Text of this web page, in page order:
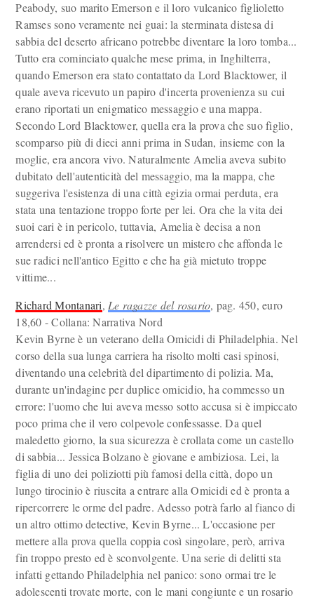
Peabody, suo marito Emerson e il loro vulcanico figlioletto
Ramses sono veramente nei guai: la sterminata distesa di
sabbia del deserto africano potrebbe diventare la loro tomba...
Tutto era cominciato qualche mese prima, in Inghilterra,
quando Emerson era stato contattato da Lord Blacktower, il
quale aveva ricevuto un papiro d'incerta provenienza su cui
erano riportati un enigmatico messaggio e una mappa.
Secondo Lord Blacktower, quella era la prova che suo figlio,
scomparso più di dieci anni prima in Sudan, insieme con la
moglie, era ancora vivo. Naturalmente Amelia aveva subito
dubitato dell'autenticità del messaggio, ma la mappa, che
suggeriva l'esistenza di una città egizia ormai perduta, era
stata una tentazione troppo forte per lei. Ora che la vita dei
suoi cari è in pericolo, tuttavia, Amelia è decisa a non
arrendersi ed è pronta a risolvere un mistero che affonda le
sue radici nell'antico Egitto e che ha già mietuto troppe
vittime...
Richard Montanari, Le ragazze del rosario, pag. 450, euro
18,60 - Collana: Narrativa Nord
Kevin Byrne è un veterano della Omicidi di Philadelphia. Nel
corso della sua lunga carriera ha risolto molti casi spinosi,
diventando una celebrità del dipartimento di polizia. Ma,
durante un'indagine per duplice omicidio, ha commesso un
errore: l'uomo che lui aveva messo sotto accusa si è impiccato
poco prima che il vero colpevole confessasse. Da quel
maledetto giorno, la sua sicurezza è crollata come un castello
di sabbia... Jessica Bolzano è giovane e ambiziosa. Lei, la
figlia di uno dei poliziotti più famosi della città, dopo un
lungo tirocinio è riuscita a entrare alla Omicidi ed è pronta a
ripercorrere le orme del padre. Adesso potrà farlo al fianco di
un altro ottimo detective, Kevin Byrne... L'occasione per
mettere alla prova quella coppia così singolare, però, arriva
fin troppo presto ed è sconvolgente. Una serie di delitti sta
infatti gettando Philadelphia nel panico: sono ormai tre le
adolescenti trovate morte, con le mani congiunte e un rosario